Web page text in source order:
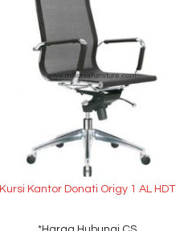
Kursi Kantor Donati Origy 1 AL HDT